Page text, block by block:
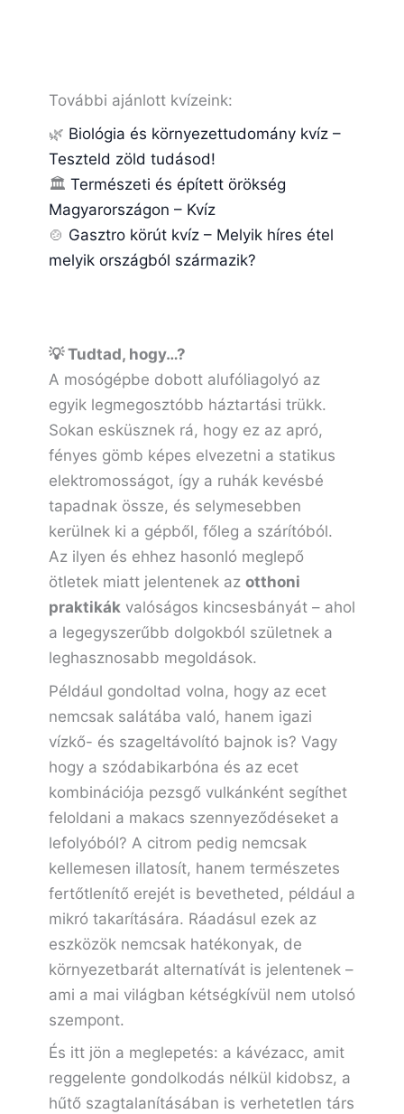
További ajánlott kvízeink:
🌿 Biológia és környezettudomány kvíz –
Teszteld zöld tudásod!
🏛️ Természeti és épített örökség
Magyarországon – Kvíz
🍲 Gasztro körút kvíz – Melyik híres étel
melyik országból származik?
💡 Tudtad, hogy…?
A mosógépbe dobott alufóliagolyó az
egyik legmegosztóbb háztartási trükk.
Sokan esküsznek rá, hogy ez az apró,
fényes gömb képes elvezetni a statikus
elektromosságot, így a ruhák kevésbé
tapadnak össze, és selymesebben
kerülnek ki a gépből, főleg a szárítóból.
Az ilyen és ehhez hasonló meglepő
ötletek miatt jelentenek az otthoni
praktikák valóságos kincsesbányát – ahol
a legegyszerűbb dolgokból születnek a
leghasznosabb megoldások.
Például gondoltad volna, hogy az ecet
nemcsak salátába való, hanem igazi
vízkő- és szageltávolító bajnok is? Vagy
hogy a szódabikarbóna és az ecet
kombinációja pezsgő vulkánként segíthet
feloldani a makacs szennyeződéseket a
lefolyóból? A citrom pedig nemcsak
kellemesen illatosít, hanem természetes
fertőtlenítő erejét is bevetheted, például a
mikró takarítására. Ráadásul ezek az
eszközök nemcsak hatékonyak, de
környezetbarát alternatívát is jelentenek –
ami a mai világban kétségkívül nem utolsó
szempont.
És itt jön a meglepetés: a kávézacc, amit
reggelente gondolkodás nélkül kidobsz, a
hűtő szagtalanításában is verhetetlen társ